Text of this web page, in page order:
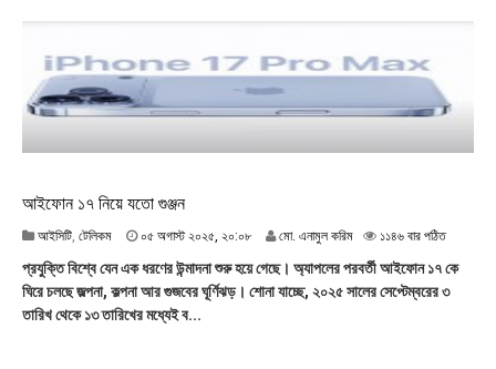
আইফোন ১৭ নিয়ে যতো গুঞ্জন
আইসিটি, টেলিকম ০৫ অগাস্ট ২০২৫, ২০:০৮
অ
গা
মো. এনামুল করিম ১১৪৬ বার পঠিত
প্রযুক্তি বিশ্বে যেন এক ধরণের উন্মাদনা শুরু হয়ে গেছে। অ্যাপলের পরবর্তী আইফোন ১৭ কে
ঘিরে চলছে জল্পনা, কল্পনা আর গুজবের ঘূর্ণিঝড়। শোনা যাচ্ছে, ২০২৫ সালের সেপ্টেম্বরের ৩
তারিখ থেকে ১৩ তারিখের মধ্যেই ব...